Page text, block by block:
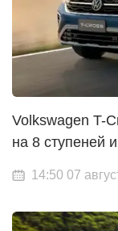
Volkswagen T-
на 8 ступеней
14:50 07